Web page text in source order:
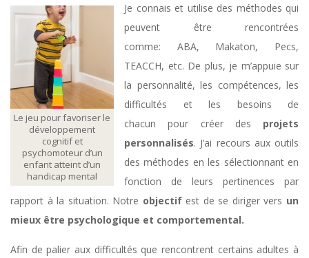
Le jeu pour favoriser le
développement
cognitif et
psychomoteur d’un
enfant atteint d’un
handicap mental
Je connais et utilise des méthodes qui
peuvent être rencontrées
comme: ABA, Makaton, Pecs,
TEACCH, etc. De plus, je m’appuie sur
la personnalité, les compétences, les
difficultés et les besoins de
chacun pour créer des projets
personnalisés. J’ai recours aux outils
des méthodes en les sélectionnant en
fonction de leurs pertinences par
rapport à la situation. Notre objectif est de se diriger vers un
mieux être psychologique et comportemental.
Afin de palier aux difficultés que rencontrent certains adultes à